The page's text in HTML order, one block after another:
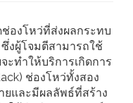
องโหว่ที่ส่งผลกระทบ
ซึ่งผู้โจมตีสามารถใช้
ะทำให้บริการเกิดการ
ช่องโหว่ทั้งสอง
ยและมีผลลัพธ์ที่สร้าง